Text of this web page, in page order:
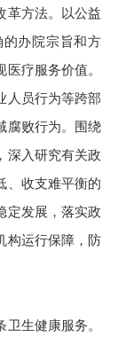
革方法。以公益
办院宗旨和方
疗服务价值。
人员行为等跨部
腐败行为。围绕
深入研究有关政
、收支难平衡的
定发展，落实政
构运行保障，防
生健康服务。